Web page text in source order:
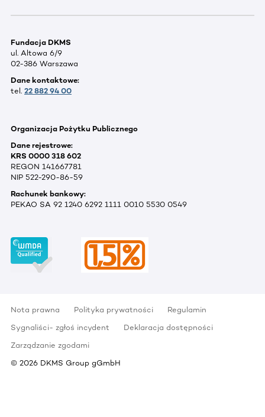
Fundacja DKMS
ul. Altowa 6/9
02-386 Warszawa
Dane kontaktowe:
tel. 22 882 94 00
Organizacja Pożytku Publicznego
Dane rejestrowe:
KRS 0000 318 602
REGON 141667781
NIP 522-290-86-59
Rachunek bankowy:
PEKAO SA 92 1240 6292 1111 0010 5530 0549
Nota prawna Polityka prywatności
Regulamin
Sygnaliści- zgłoś incydent
Deklaracja dostępności
Zarządzanie zgodami
© 2026 DKMS Group gGmbH